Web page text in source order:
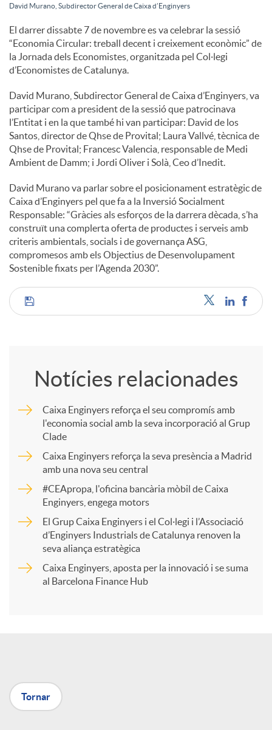
c
o
n
t
i
n
g
u
s
David Murano, Subdirector General de Caixa d’Enginyers
El darrer dissabte 7 de novembre es va celebrar la sessió
“Economia Circular: treball decent i creixement econòmic” de
la Jornada dels Economistes, organitzada pel Col·legi
d’Economistes de Catalunya.
David Murano, Subdirector General de Caixa d’Enginyers, va
participar com a president de la sessió que patrocinava
l’Entitat i en la que també hi van participar: David de los
Santos, director de Qhse de Provital; Laura Vallvé, tècnica de
Qhse de Provital; Francesc Valencia, responsable de Medi
Ambient de Damm; i Jordi Oliver i Solà, Ceo d’Inedit.
David Murano va parlar sobre el posicionament estratègic de
Caixa d’Enginyers pel que fa a la Inversió Socialment
Responsable: “Gràcies als esforços de la darrera dècada, s’ha
construït una complerta oferta de productes i serveis amb
criteris ambientals, socials i de governança ASG,
compromesos amb els Objectius de Desenvolupament
Sostenible fixats per l’Agenda 2030”.
C
r
X
Notícies relacionades
Caixa Enginyers reforça el seu compromís amb
l'economia social amb la seva incorporació al Grup
Clade
Caixa Enginyers reforça la seva presència a Madrid
amb una nova seu central
#CEApropa, l'oficina bancària mòbil de Caixa
Enginyers, engega motors
El Grup Caixa Enginyers i el Col·legi i l’Associació
d’Enginyers Industrials de Catalunya renoven la
seva aliança estratègica
Caixa Enginyers, aposta per la innovació i se suma
al Barcelona Finance Hub
Tornar